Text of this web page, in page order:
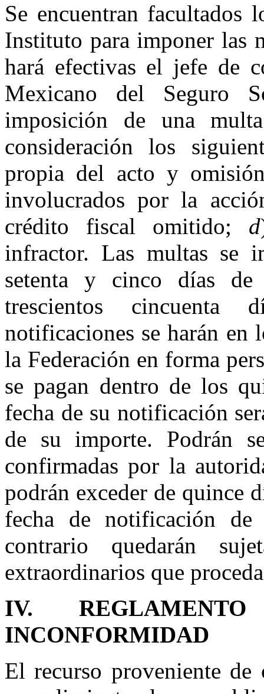
Se encuentran facultados
Instituto para imponer las
hará efectivas el jefe de
Mexicano del Seguro
imposición de una
consideración los
propia del acto y
involucrados por la
crédito fiscal omitido; d
infractor. Las multas se
setenta y cinco días de
trescientos
notificaciones se harán en
la Federación en forma
se pagan dentro de los
fecha de su notificación
de su importe. Podrán
confirmadas por la
podrán exceder de quince
fecha de notificación
contrario quedarán
extraordinarios que
IV.
INCONFORMIDAD
El recurso proveniente